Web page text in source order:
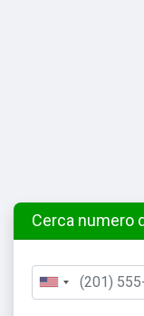
Cerca numero